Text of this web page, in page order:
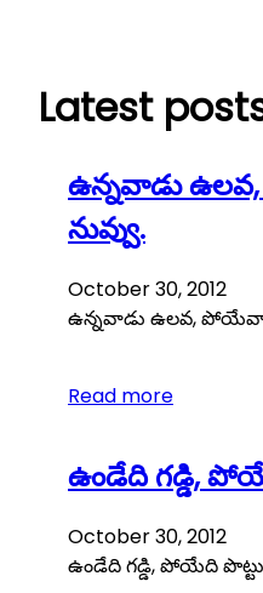
Latest
ఉన్నవాడు
నువ్వు.
October 30, 2012
ఉన్నవాడు ఉలవ,
Read more
ఉండేది గడ్డి,
October 30, 2012
ఉండేది గడ్డి, పోయేది